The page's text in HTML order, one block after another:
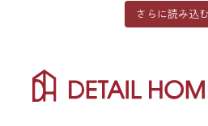
さらに読み込